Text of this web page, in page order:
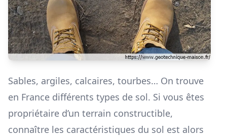
Sables, argiles, calcaires, tourbes… On trouve
en France différents types de sol. Si vous êtes
propriétaire d’un terrain constructible,
connaître les caractéristiques du sol est alors